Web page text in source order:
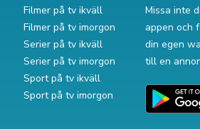
Filmer på tv ikväll
Filmer på tv imorgon
Serier på tv ikväll
Serier på tv imorgon
Sport på tv ikväll
Sport på tv imorgon
Missa inte
appen och
din egen
till en